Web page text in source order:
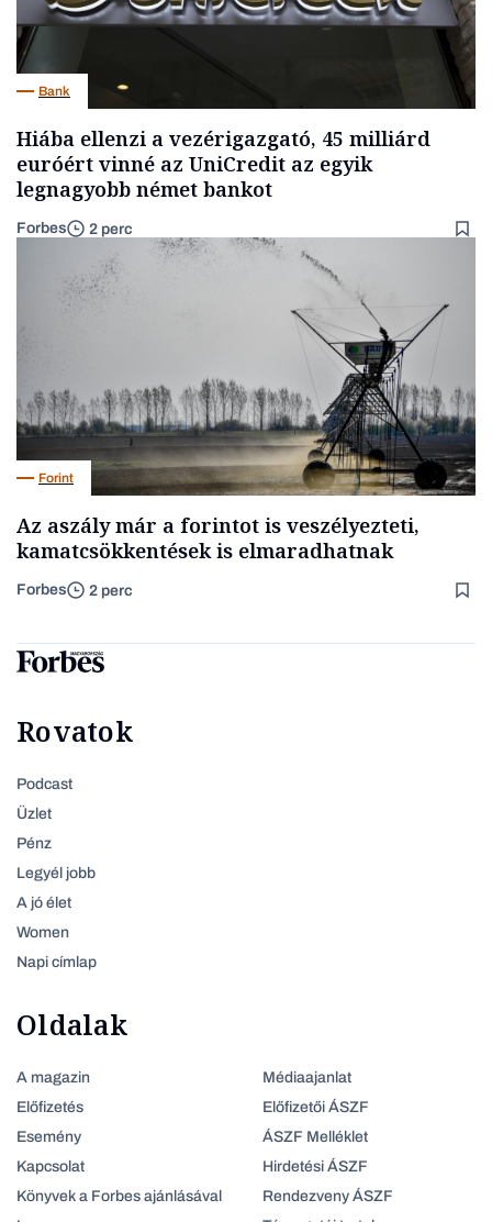
Bank
Hiába ellenzi a vezérigazgató, 45 milliárd
euróért vinné az UniCredit az egyik
legnagyobb német bankot
Forbes 2 perc
Forint
Az aszály már a forintot is veszélyezteti,
kamatcsökkentések is elmaradhatnak
Forbes 2 perc
Rovatok
Podcast
Üzlet
Pénz
Legyél jobb
A jó élet
Women
Napi címlap
Oldalak
A magazin
Előfizetés
Esemény
Kapcsolat
Könyvek a Forbes ajánlásával
Médiaajanlat
Előfizetői ÁSZF
ÁSZF Melléklet
Hirdetési ÁSZF
Rendezveny ÁSZF